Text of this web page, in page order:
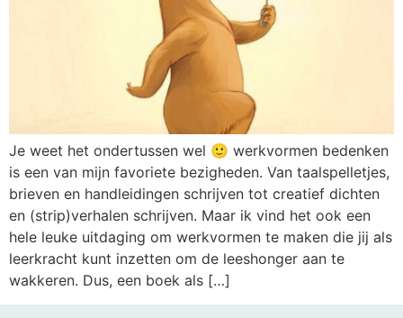
Je weet het ondertussen wel 🙂 werkvormen bedenken
is een van mijn favoriete bezigheden. Van taalspelletjes,
brieven en handleidingen schrijven tot creatief dichten
en (strip)verhalen schrijven. Maar ik vind het ook een
hele leuke uitdaging om werkvormen te maken die jij als
leerkracht kunt inzetten om de leeshonger aan te
wakkeren. Dus, een boek als […]